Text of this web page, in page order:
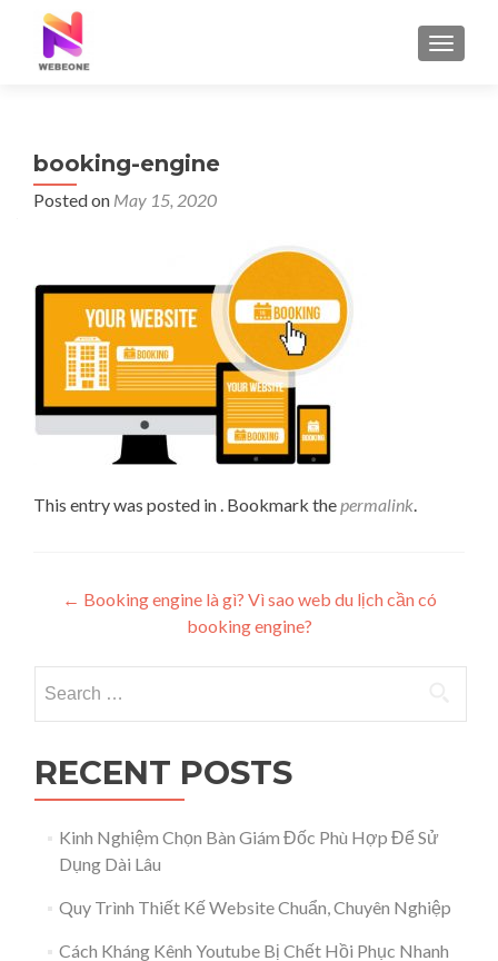
booking-engine
Posted on May 15, 2020
This entry was posted in . Bookmark thepermalink.
Post navigation
← Booking engine là gì? Vì sao web du lịch cần có
booking engine?
RECENT POSTS
Kinh Nghiệm Chọn Bàn Giám Đốc Phù Hợp Để Sử
Dụng Dài Lâu
Quy Trình Thiết Kế Website Chuẩn, Chuyên Nghiệp
Cách Kháng Kênh Youtube Bị Chết Hồi Phục Nhanh